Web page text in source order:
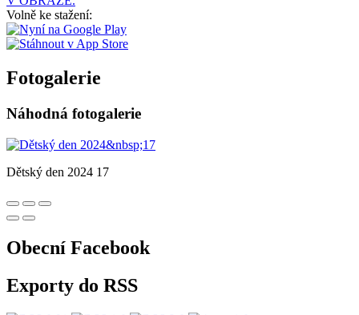
Volně ke stažení:
Fotogalerie
Náhodná fotogalerie
Dětský den 2024 17
Obecní Facebook
Exporty do RSS